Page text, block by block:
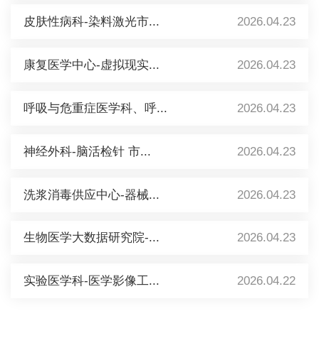
皮肤性病科-染料激光市... 2026.04.23
康复医学中心-虚拟现实... 2026.04.23
呼吸与危重症医学科、呼... 2026.04.23
神经外科-脑活检针 市... 2026.04.23
洗浆消毒供应中心-器械... 2026.04.23
生物医学大数据研究院-... 2026.04.23
实验医学科-医学影像工... 2026.04.22